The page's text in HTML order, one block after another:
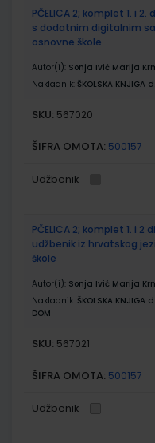
PČELICA 2; komplet 1. i
s dodatnim digitalnim
osnovne škole
Autor(i): Sonja Ivić Marija
Nakladnik: ŠKOLSKA KNJIGA
SKU: 567020
ŠIFRA OMOTA: 500157
Udžbenik
PČELICA 2; komplet 1. i
udžbenik iz hrvatskog
škole
Autor(i): Sonja Ivić Marija
Nakladnik: ŠKOLSKA KNJIGA
DOM
SKU: 567021
ŠIFRA OMOTA: 500157
Udžbenik